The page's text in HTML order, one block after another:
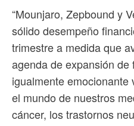
“Mounjaro, Zepbound y
sólido desempeño
trimestre a medida que
agenda de expansión de
igualmente
el mundo de nuestros
cáncer, los trastornos